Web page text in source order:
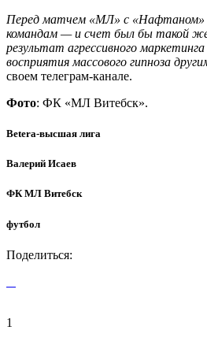
Перед матчем «МЛ» с «Нафтаном»
командам — и счет был бы такой
результат агрессивного
восприятия массового гипноза
своем телеграм-канале.
Фото: ФК «МЛ Витебск».
Betera-высшая лига
Валерий Исаев
ФК МЛ Витебск
футбол
Поделиться:
1